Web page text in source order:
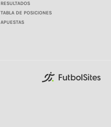
RESULTADOS
TABLA DE POSICIONES
APUESTAS